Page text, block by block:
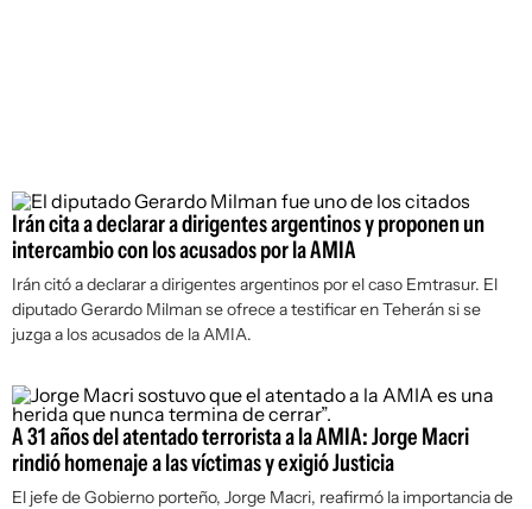
Irán cita a declarar a dirigentes argentinos y proponen un
intercambio con los acusados por la AMIA
Irán citó a declarar a dirigentes argentinos por el caso Emtrasur. El
diputado Gerardo Milman se ofrece a testificar en Teherán si se
juzga a los acusados de la AMIA.
A 31 años del atentado terrorista a la AMIA: Jorge Macri
rindió homenaje a las víctimas y exigió Justicia
El jefe de Gobierno porteño, Jorge Macri, reafirmó la importancia de